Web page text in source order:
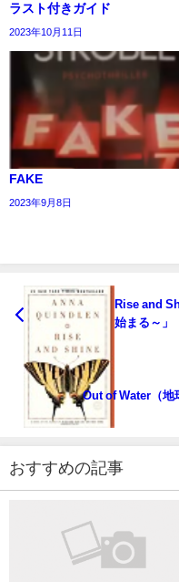
ラスト付きガイド
2023年10月11日
FAKE
2023年9月8日
Rise and
始まる～」
Out of Water（地
おすすめの記事